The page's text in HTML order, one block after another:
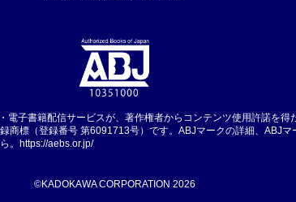
電子書籍配信サービスが、著作権者からコンテンツ使用許諾を得
商標（登録番号 第6091713号）です。ABJマークの詳細、ABJマ
。 https://aebs.or.jp/
©KADOKAWA CORPORATION 2026